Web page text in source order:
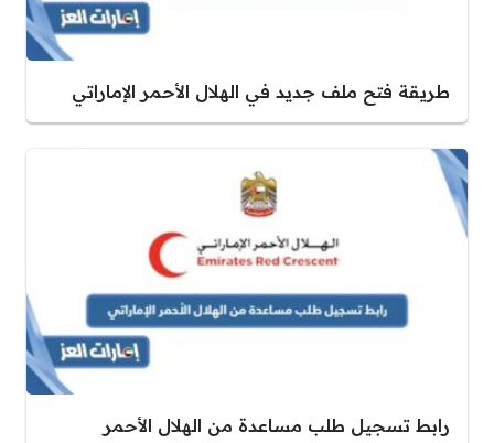
طريقة فتح ملف جديد في الهلال الأحمر الإماراتي
رابط تسجيل طلب مساعدة من الهلال الأحمر